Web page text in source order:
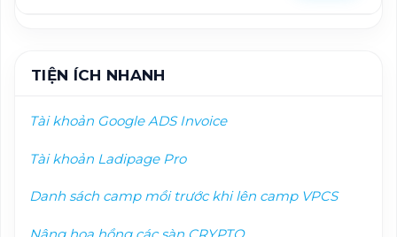
TIỆN ÍCH NHANH
Tài khoản Google ADS Invoice
Tài khoản Ladipage Pro
Danh sách camp mồi trước khi lên camp VPCS